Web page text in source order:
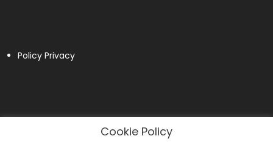
Policy Privacy
Cookie Policy